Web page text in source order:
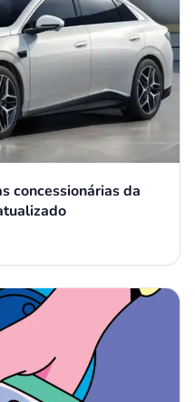
concessionárias da